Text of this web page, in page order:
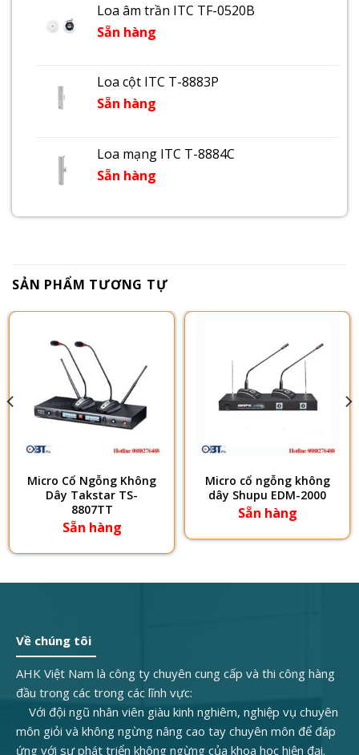
Loa âm trần ITC TF-0520B
Sẵn hàng
Loa cột ITC T-8883P
Sẵn hàng
Loa mạng ITC T-8884C
Sẵn hàng
SẢN PHẨM TƯƠNG TỰ
Micro Cổ Ngỗng Không
Dây Takstar TS-
8807TT
Sẵn hàng
Micro cổ ngỗng không
dây Shupu EDM-2000
Sẵn hàng
Về chúng tôi
AHK Việt Nam là công ty chuyên cung cấp và thi công hàng
đầu trong các trong các lĩnh vực:
Với đội ngũ nhân viên giàu kinh nghiêm, nghiệp vụ chuyên
môn giỏi và không ngừng nâng cao tay chuyên môn để đáp
ứng với sự phát triển không ngừng của khoa học hiện đại.